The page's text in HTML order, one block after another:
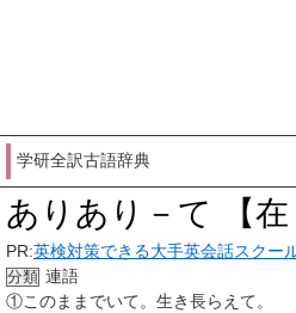
学研全訳古語辞典
ありあり－て 【在
PR:英検対策できる大手英会話スクー
分類 連語
①このままでいて。生き長らえて。